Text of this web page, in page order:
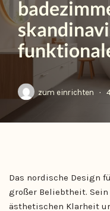
zum einrichten
Das nordische Design
großer Beliebtheit.
ästhetischen Klarheit